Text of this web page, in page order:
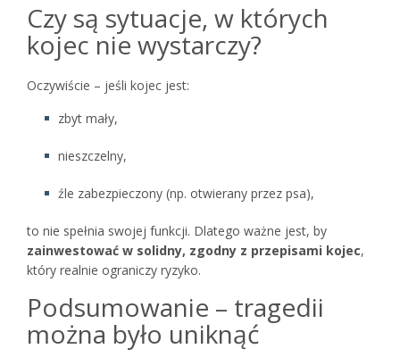
Czy są sytuacje, w których
kojec nie wystarczy?
Oczywiście – jeśli kojec jest:
zbyt mały,
nieszczelny,
źle zabezpieczony (np. otwierany przez psa),
to nie spełnia swojej funkcji. Dlatego ważne jest, by
zainwestować w solidny, zgodny z przepisami kojec,
który realnie ograniczy ryzyko.
Podsumowanie – tragedii
można było uniknąć